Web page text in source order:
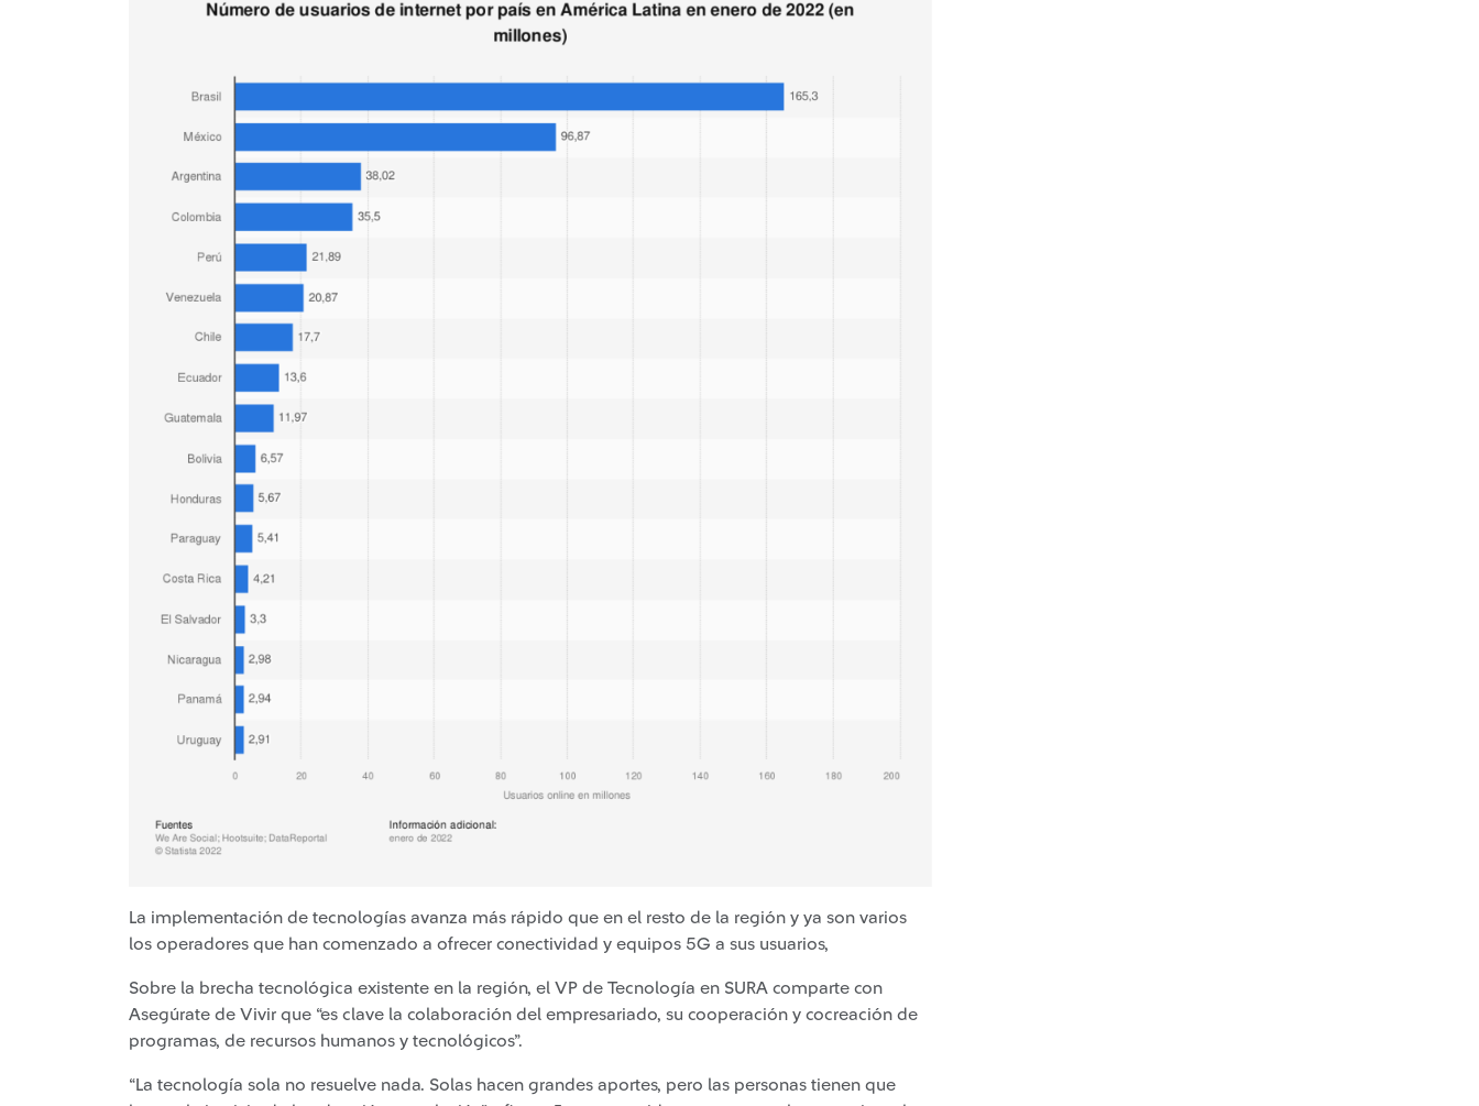
La implementación de tecnologías avanza más rápido que en el resto de la región y ya son varios
los operadores que han comenzado a ofrecer conectividad y equipos 5G a sus usuarios,
Sobre la brecha tecnológica existente en la región, el VP de Tecnología en SURA comparte con
Asegúrate de Vivir que “es clave la colaboración del empresariado, su cooperación y cocreación de
programas, de recursos humanos y tecnológicos”.
“La tecnología sola no resuelve nada. Solas hacen grandes aportes, pero las personas tienen que